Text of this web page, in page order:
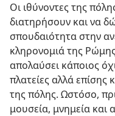
Οι ιθύνοντες της
διατηρήσουν και να
σπουδαιότητα στην
κληρονομιά της
απολαύσει κάποιος
πλατείες αλλά επίσης
της πόλης. Ωστόσο,
μουσεία, μνημεία και